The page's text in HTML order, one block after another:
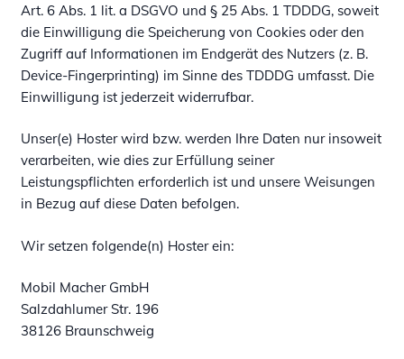
Art. 6 Abs. 1 lit. a DSGVO und § 25 Abs. 1 TDDDG, soweit
die Einwilligung die Speicherung von Cookies oder den
Zugriff auf Informationen im Endgerät des Nutzers (z. B.
Device-Fingerprinting) im Sinne des TDDDG umfasst. Die
Einwilligung ist jederzeit widerrufbar.
Unser(e) Hoster wird bzw. werden Ihre Daten nur insoweit
verarbeiten, wie dies zur Erfüllung seiner
Leistungspflichten erforderlich ist und unsere Weisungen
in Bezug auf diese Daten befolgen.
Wir setzen folgende(n) Hoster ein:
Mobil Macher GmbH
Salzdahlumer Str. 196
38126 Braunschweig